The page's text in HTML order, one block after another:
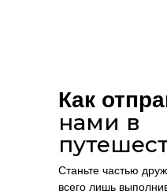
Как
нами в
Станьте частью
всего лишь